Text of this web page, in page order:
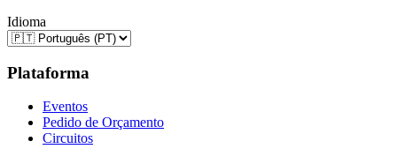
Idioma
Plataforma
Eventos
Pedido de Orçamento
Circuitos